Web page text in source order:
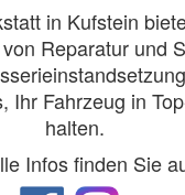
in Kufstein
Reparatur und
Ihr Fahrzeug in
halten.
Infos finden Sie